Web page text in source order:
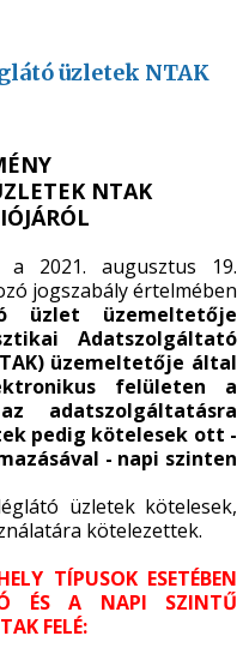
üzletek NTAK
NTAK
a 2021. augusztus 19.
jogszabály értelmében
üzlet üzemeltetője
Adatszolgáltató
üzemeltetője által
felületen a
adatszolgáltatásra
pedig kötelesek ott -
- napi szinten
üzletek kötelesek,
kötelezettek.
TÍPUSOK ESETÉBEN
ÉS A NAPI SZINTŰ
FELÉ: